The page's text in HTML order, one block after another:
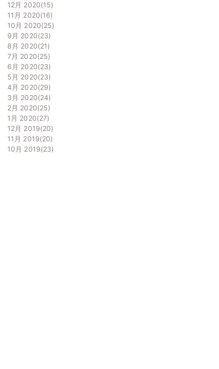
12月 2020 15
11月 2020 16
10月 2020 25
9月 2020 23
8月 2020 21
7月 2020 25
6月 2020 23
5月 2020 23
4月 2020 29
3月 2020 24
2月 2020 25
1月 2020 27
12月 2019 20
11月 2019 20
10月 2019 23